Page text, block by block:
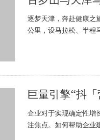
逐梦天津，奔赴健康之
公里，设马拉松、半程
巨量引擎“抖
企业对于实现确定性增
注焦点。如何帮助企业